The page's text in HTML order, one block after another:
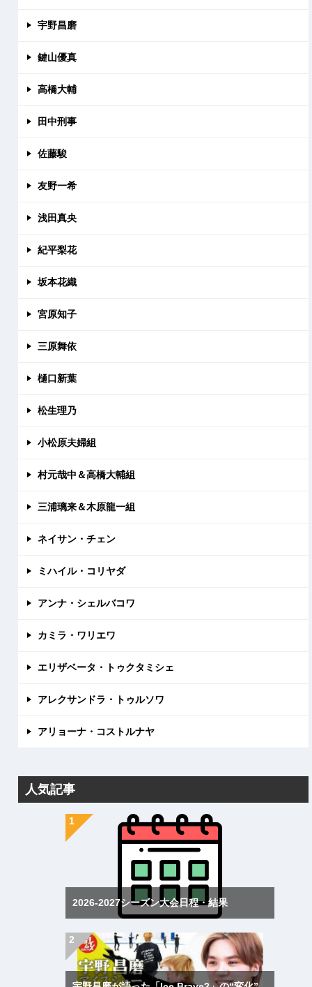
宇野昌磨
鍵山優真
高橋大輔
田中刑事
佐藤駿
友野一希
浅田真央
紀平梨花
坂本花織
宮原知子
三原舞依
樋口新葉
松生理乃
小松原夫婦組
村元哉中＆高橋大輔組
三浦璃来＆木原龍一組
ネイサン・チェン
ミハイル・コリヤダ
アンナ・シェルバコワ
カミラ・ワリエワ
エリザベータ・トゥクタミシェ
アレクサンドラ・トゥルソワ
アリョーナ・コストルナヤ
人気記事
2026-2027シーズン大会日程・結果